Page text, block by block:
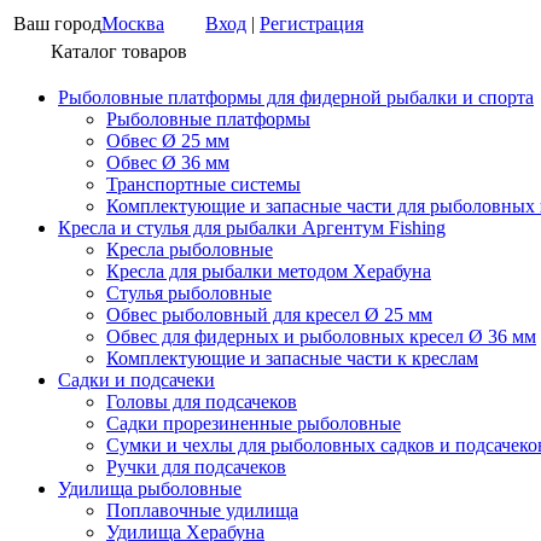
Ваш городМосква Вход | Регистрация
Каталог товаров
Рыболовные платформы для фидерной рыбалки и спорта
Рыболовные платформы
Обвес Ø 25 мм
Обвес Ø 36 мм
Транспортные системы
Комплектующие и запасные части для рыболовных
Кресла и стулья для рыбалки Аргентум Fishing
Кресла рыболовные
Кресла для рыбалки методом Херабуна
Стулья рыболовные
Обвес рыболовный для кресел Ø 25 мм
Обвес для фидерных и рыболовных кресел Ø 36 мм
Комплектующие и запасные части к креслам
Садки и подсачеки
Головы для подсачеков
Садки прорезиненные рыболовные
Сумки и чехлы для рыболовных садков и
Ручки для подсачеков
Удилища рыболовные
Поплавочные удилища
Удилища Херабуна